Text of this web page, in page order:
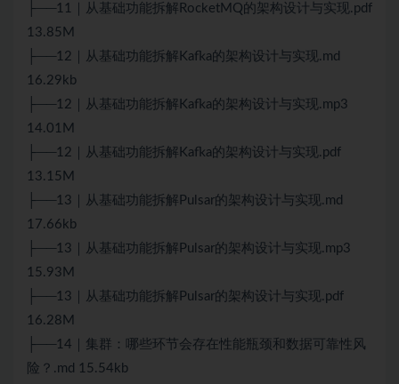
├──11｜从基础功能拆解RocketMQ的架构设计与实现.pdf
13.85M
├──12｜从基础功能拆解Kafka的架构设计与实现.md
16.29kb
├──12｜从基础功能拆解Kafka的架构设计与实现.mp3
14.01M
├──12｜从基础功能拆解Kafka的架构设计与实现.pdf
13.15M
├──13｜从基础功能拆解Pulsar的架构设计与实现.md
17.66kb
├──13｜从基础功能拆解Pulsar的架构设计与实现.mp3
15.93M
├──13｜从基础功能拆解Pulsar的架构设计与实现.pdf
16.28M
├──14｜集群：哪些环节会存在性能瓶颈和数据可靠性风
险？.md 15.54kb